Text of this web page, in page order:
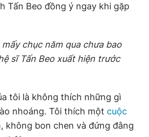
Tấn Beo đồng ý ngay khi gặp
chục năm qua chưa bao
sĩ Tấn Beo xuất hiện trước
tôi là không thích những gì
nhoáng. Tôi thích một cuộc
không bon chen và đứng đằng